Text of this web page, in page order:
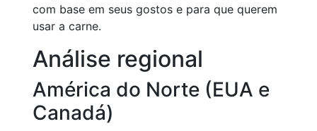
com base em seus gostos e para que querem
usar a carne.
Análise regional
América do Norte (EUA e
Canadá)